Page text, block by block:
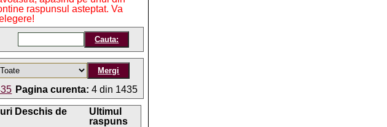
raspunsul asteptat. Va
Pagina curenta: 4 din 1435
Deschis de
Ultimul
raspuns